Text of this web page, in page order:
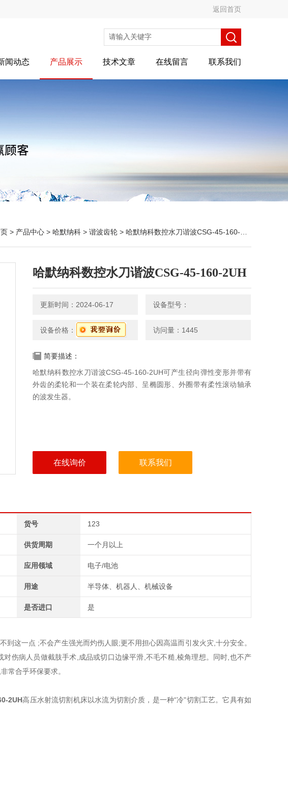
返回首页
闻动态 产品展示 技术文章 在线留言 联系我们
> 产品中心 > 哈默纳科 > 谐波齿轮 > 哈默纳科数控水刀谐波CSG-45-160-2UH
哈默纳科数控水刀谐波CSG-45-160-2UH
更新时间：2024-06-17 设备型号：
设备价格： 访问量：1445
简要描述：
哈默纳科数控水刀谐波CSG-45-160-2UH可产生径向弹性变形并带有
外齿的柔轮和一个装在柔轮内部、呈椭圆形、外圈带有柔性滚动轴承
的波发生器。
在线询价 联系我们
货号 123
供货周期 一个月以上
应用领域 电子/电池
用途 半导体、机器人、机械设备
是否进口 是
这一点 ;不会产生强光而灼伤人眼;更不用担心因高温而引发火灾,十分安全。
对伤病人员做截肢手术,成品或切口边缘平滑,不毛不糙,棱角理想。同时,也不产
常合乎环保要求。
2UH高压水射流切割机床以水流为切割介质，是一种“冷"切割工艺。它具有如